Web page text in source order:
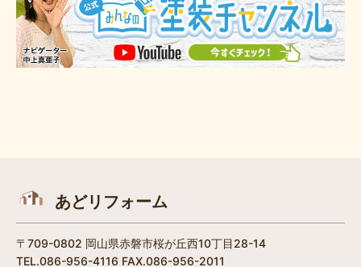
あどリフォーム
〒709-0802 岡山県赤磐市桜が丘西10丁目28-14
TEL.086-956-4116 FAX.086-956-2011